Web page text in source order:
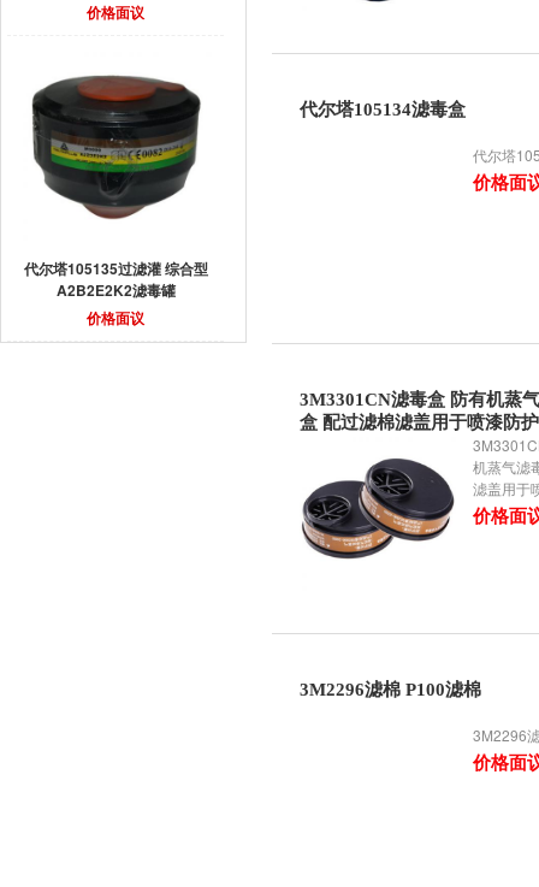
价格面议
代尔塔105135过滤灌 综合型
A2B2E2K2滤毒罐
价格面议
代尔塔105134滤毒盒
代尔塔
价格面
3M3301CN滤毒盒 防有机蒸
盒 配过滤棉滤盖用于喷漆防护
机蒸气滤
滤盖用于
价格面
3M2296滤棉 P100滤棉
3M2296
价格面